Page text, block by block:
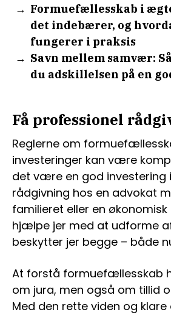
Formuefællesskab i
det indebærer, og
fungerer i praksis
Savn mellem samvær:
du adskillelsen på en
Få professionel
Reglerne om
investeringer kan være
det være en god investering
rådgivning hos en advokat
familieret eller en økonomisk
hjælpe jer med at udforme
beskytter jer begge – både
At forstå formuefællesskab
om jura, men også om tillid
Med den rette viden og klare